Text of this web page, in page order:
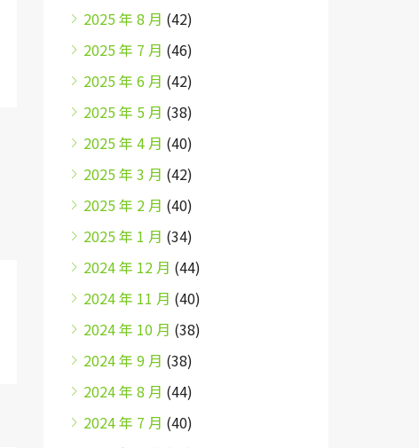
2025 年 8 月 (42)
2025 年 7 月 (46)
2025 年 6 月 (42)
2025 年 5 月 (38)
2025 年 4 月 (40)
2025 年 3 月 (42)
2025 年 2 月 (40)
2025 年 1 月 (34)
2024 年 12 月 (44)
2024 年 11 月 (40)
2024 年 10 月 (38)
2024 年 9 月 (38)
2024 年 8 月 (44)
2024 年 7 月 (40)